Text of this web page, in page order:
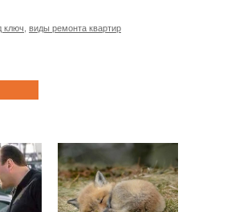
ключ виды ремонта квартир